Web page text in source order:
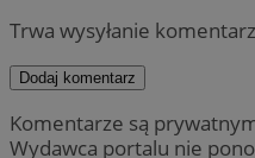
Trwa wysyłanie
Dodaj komentarz
Komentarze są
Wydawca portalu nie